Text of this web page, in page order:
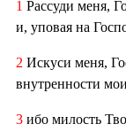
1 Рассуди меня,
и, уповая на
2 Искуси меня,
внутренности
3 ибо милость